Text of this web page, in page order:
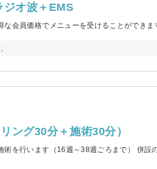
ジオ波＋EMS
会員価格でメニューを受けることができま
ング30分＋施術30分）
を行います（16週～38週ごろまで） 併設